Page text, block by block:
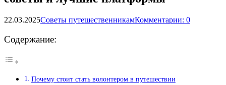
22.03.2025Советы путешественникамКомментарии: 0
Содержание:
Почему стоит стать волонтером в путешествии